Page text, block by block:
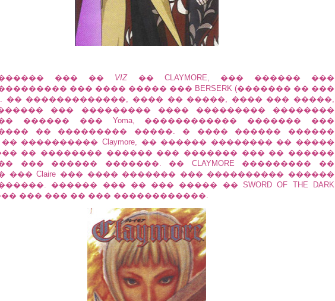
��� �� VIZ�� CLAYMORE, ��� ������ ���
��� ���� ����� ��� BERSERK (������� �� ���
�� �������������, ���� �� �����, ���� ��� �����,
��� ��������� ���� ��������� ��������
������ ��� Yoma, ������������ ������� ���
�� ��������� �����. � ���� ������ ������
���������� Claymore, �� ������ �������� �� �����
�� �������� ������ ��� ������� ��� �� ������
��� ������ �������. �� CLAYMORE ��������� ��
��� Claire ��� ���� ������� ��� ���������� ������
������ ��� �� ��� ����� �� SWORD OF THE DARK
��� ��� �� ��� ������������.